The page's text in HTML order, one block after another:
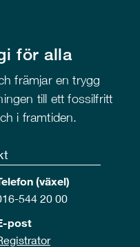
för alla
främjar en trygg
till ett fossilfritt
i framtiden.
(växel)
544 20 00
post